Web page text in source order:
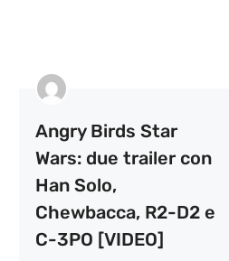
Angry Birds Star
Wars: due trailer con
Han Solo,
Chewbacca, R2-D2 e
C-3PO [VIDEO]